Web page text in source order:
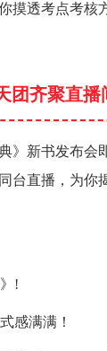
摸透考点考核
团齐聚直播
》新书发布
台直播，为你
!
感满满！